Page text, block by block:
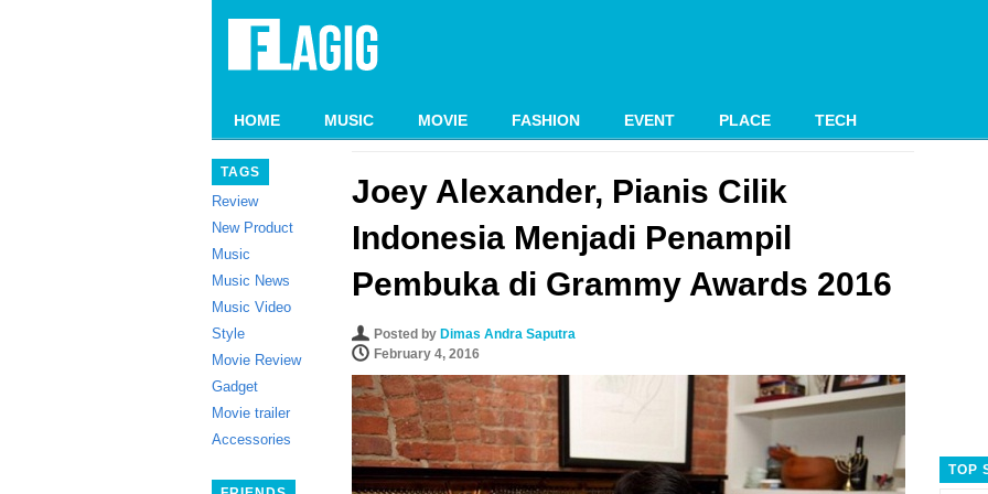
HOME MUSIC MOVIE FASHION EVENT PLACE TECH
TAGS
Review
New Product
Music
Music News
Music Video
Style
Movie Review
Gadget
Movie trailer
Accessories
Joey Alexander, Pianis Cilik
Indonesia Menjadi Penampil
Pembuka di Grammy Awards 2016
Posted by Dimas Andra Saputra
February 4, 2016
TOP